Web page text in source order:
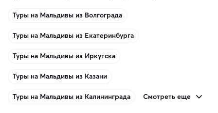
Туры на Мальдивы из Волгограда
Туры на Мальдивы из Екатеринбурга
Туры на Мальдивы из Иркутска
Туры на Мальдивы из Казани
Туры на Мальдивы из Калининграда Смотреть еще